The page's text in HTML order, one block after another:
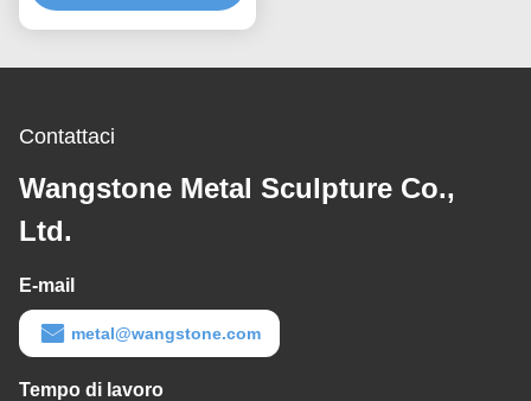
Contattaci
Wangstone Metal Sculpture Co.,
Ltd.
E-mail
metal@wangstone.com
Tempo di lavoro